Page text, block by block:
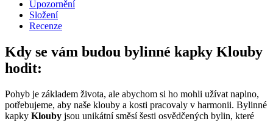
Upozornění
Složení
Recenze
Kdy se vám budou bylinné kapky Klouby
hodit:
Pohyb je základem života, ale abychom si ho mohli užívat naplno,
potřebujeme, aby naše klouby a kosti pracovaly v harmonii. Bylinné
kapky Klouby jsou unikátní směsí šesti osvědčených bylin, které